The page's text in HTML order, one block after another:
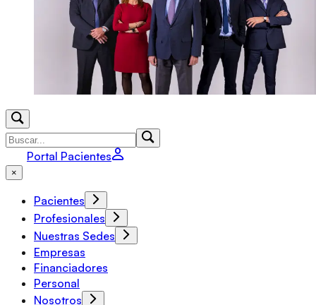
Portal Pacientes
×
Pacientes
Profesionales
Nuestras Sedes
Empresas
Financiadores
Personal
Nosotros